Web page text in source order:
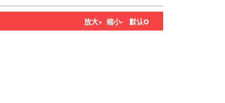
放大+ 缩小- 默认o